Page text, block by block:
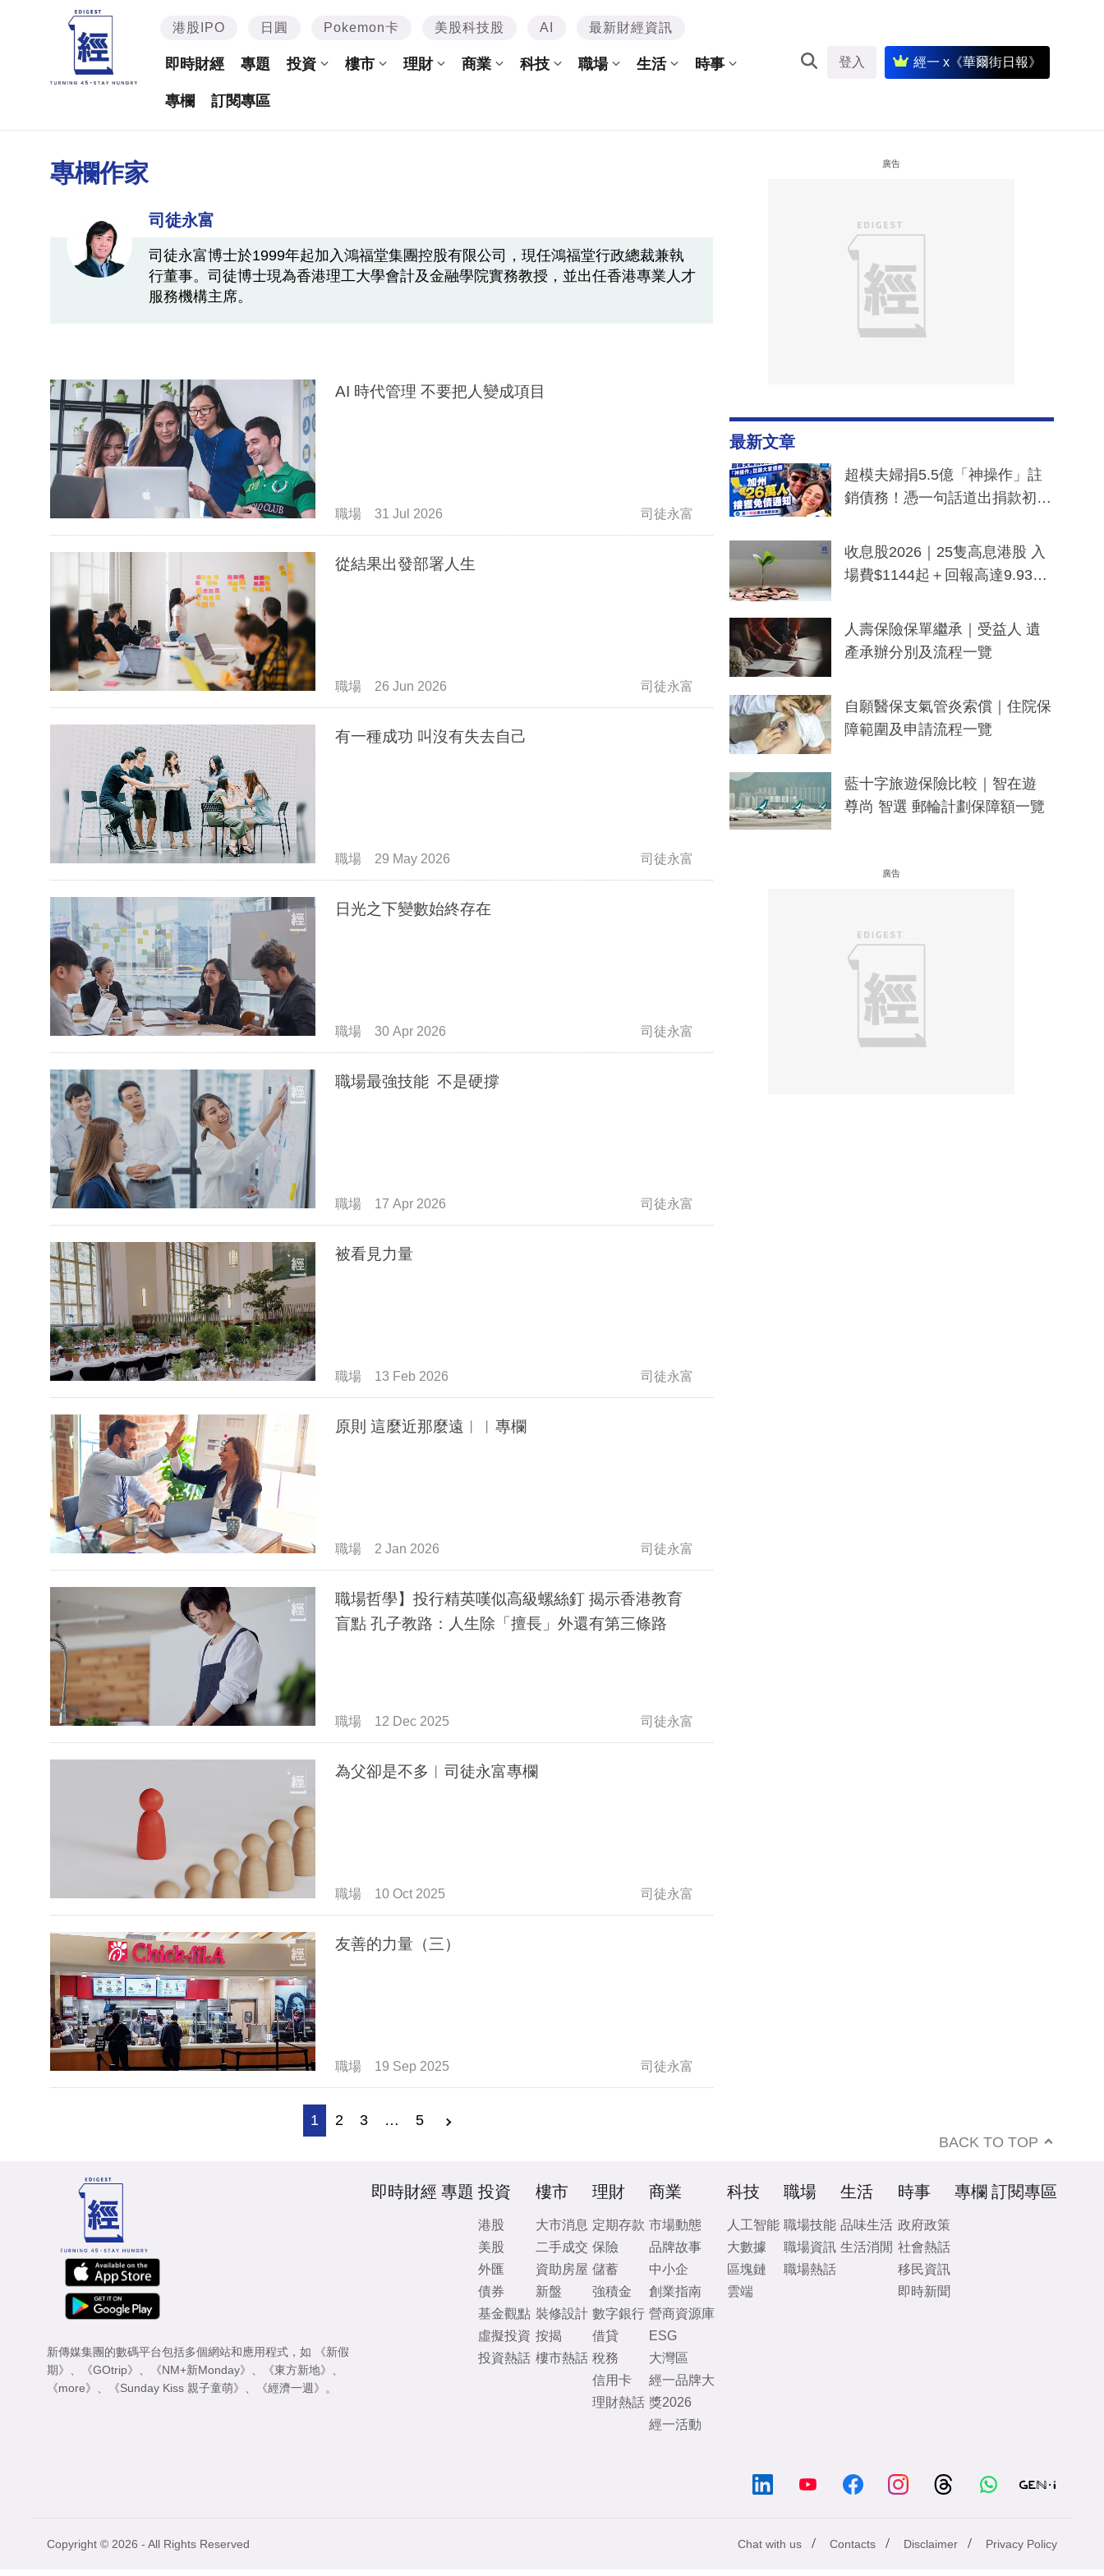
港股IPO 日圓 Pokemon卡 美股科技股 AI 最新財經資訊
即時財經 專題 投資 樓市 理財 商業 科技 職場 生活 時事
專欄 訂閱專區
登入 經一 x《華爾街日報》
專欄作家
司徒永富
司徒永富博士於1999年起加入鴻福堂集團控股有限公司，現任鴻福堂行政總裁兼執
行董事。司徒博士現為香港理工大學會計及金融學院實務教授，並出任香港專業人才
服務機構主席。
AI 時代管理 不要把人變成項目
職場 31 Jul 2026 司徒永富
從結果出發部署人生
職場 26 Jun 2026 司徒永富
有一種成功 叫沒有失去自己
職場 29 May 2026 司徒永富
日光之下變數始終存在
職場 30 Apr 2026 司徒永富
職場最強技能 不是硬撐
職場 17 Apr 2026 司徒永富
被看見力量
職場 13 Feb 2026 司徒永富
原則 這麼近那麼遠︳︳專欄
職場 2 Jan 2026 司徒永富
職場哲學】投行精英嘆似高級螺絲釘 揭示香港教育
盲點 孔子教路：人生除「擅長」外還有第三條路
職場 12 Dec 2025 司徒永富
為父卻是不多︳司徒永富專欄
職場 10 Oct 2025 司徒永富
友善的力量（三）
職場 19 Sep 2025 司徒永富
1 2 3 … 5
廣告
最新文章
超模夫婦捐5.5億「神操作」註
銷債務！憑一句話道出捐款初
一度被誤當詐騙手段
收息股2026｜25隻高息港股 入
場費$1144起＋回報高達9.93
人壽保險保單繼承｜受益人 遺
產承辦分別及流程一覽
自願醫保支氣管炎索償｜住院保
障範圍及申請流程一覽
藍十字旅遊保險比較｜智在遊
尊尚 智選 郵輪計劃保障額一覽
廣告
BACK TO TOP
新傳媒集團的數碼平台包括多個網站和應用程式，如
《新假
期》
《GOtrip》 《NM+新Monday》 《東方新地》
《more》
《Sunday Kiss 親子童萌》 《經濟一週》 。
即時財經 專題 投資
港股
美股
外匯
債券
基金觀點
虛擬投資
投資熱話
樓市
大市消息
二手成交
資助房屋
新盤
裝修設計
按揭
樓市熱話
理財
定期存款
保險
儲蓄
強積金
數字銀行
借貸
稅務
信用卡
理財熱話
商業
市場動態
品牌故事
中小企
創業指南
營商資源庫
ESG
大灣區
經一品牌大
獎2026
經一活動
科技
人工智能
大數據
區塊鏈
雲端
職場
職場技能
職場資訊
職場熱話
生活
品味生活
生活消閒
時事
政府政策
社會熱話
移民資訊
即時新聞
專欄 訂閱專區
Chat with us / Contacts / Disclaimer / Privacy Policy
Copyright © 2026 - All Rights Reserved